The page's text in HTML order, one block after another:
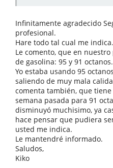
Infinitamente agradecido
profesional.
Hare todo tal cual me indica.
Le comento, que en
de gasolina: 95 y 91 octanos.
Yo estaba usando 95
saliendo de muy mala
comenta también, que
semana pasada para 91
disminuyó muchisimo, ya
hace pensar que pudiera
usted me indica.
Le mantendré informado.
Saludos,
Kiko